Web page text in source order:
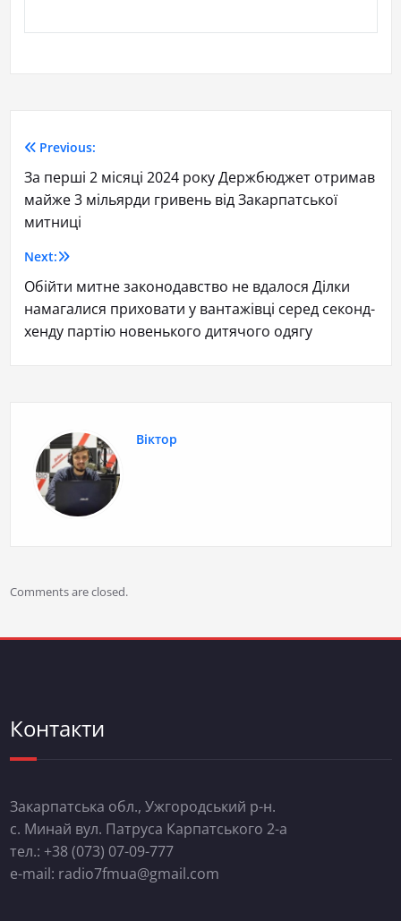
Previous:
За перші 2 місяці 2024 року Держбюджет отримав
майже 3 мільярди гривень від Закарпатської
митниці
Next:
Обійти митне законодавство не вдалося Ділки
намагалися приховати у вантажівці серед секонд-
хенду партію новенького дитячого одягу
Віктор
Comments are closed.
Контакти
Закарпатська обл., Ужгородський р-н.
с. Минай вул. Патруса Карпатського 2-а
тел.: +38 (073) 07-09-777
e-mail: radio7fmua@gmail.com